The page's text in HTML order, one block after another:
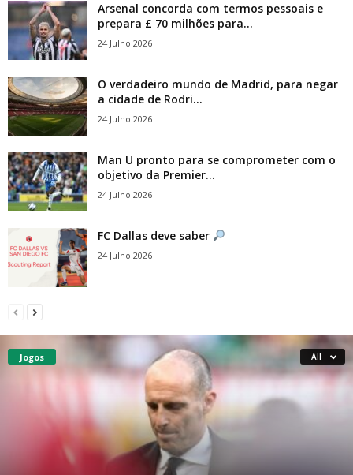
Arsenal concorda com termos pessoais e
prepara £ 70 milhões para...
24 Julho 2026
O verdadeiro mundo de Madrid, para negar
a cidade de Rodri...
24 Julho 2026
Man U pronto para se comprometer com o
objetivo da Premier...
24 Julho 2026
FC Dallas deve saber
24 Julho 2026
Jogos All